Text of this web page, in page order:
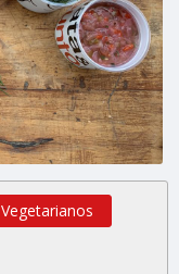
Vegetarianos